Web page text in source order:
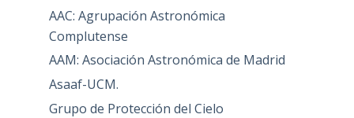
AAC: Agrupación Astronómica
Complutense
AAM: Asociación Astronómica de Madrid
Asaaf-UCM.
Grupo de Protección del Cielo